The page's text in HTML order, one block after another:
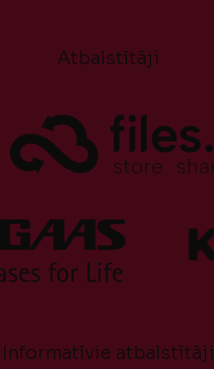
Atbalstītāji
Informatīvie atbalstītāji